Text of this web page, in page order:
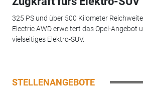
325 PS und über 500 Kilometer
Electric AWD erweitert das Opel-Angebot
vielseitiges Elektro-SUV.
STELLENANGEBOTE